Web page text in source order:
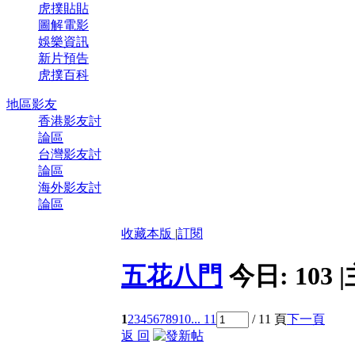
虎撲貼貼
圖解電影
娛樂資訊
新片預告
虎撲百科
地區影友
香港影友討
論區
台灣影友討
論區
海外影友討
論區
收藏本版 |訂閱
五花八門 今日: 103 |
12345678910... 11 / 11 頁下一頁
返 回